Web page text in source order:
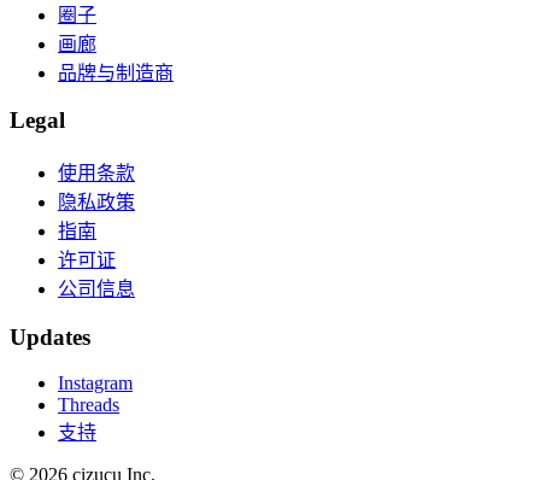
圈子
画廊
品牌与制造商
Legal
使用条款
隐私政策
指南
许可证
公司信息
Updates
Instagram
Threads
支持
© 2026 cizucu Inc.